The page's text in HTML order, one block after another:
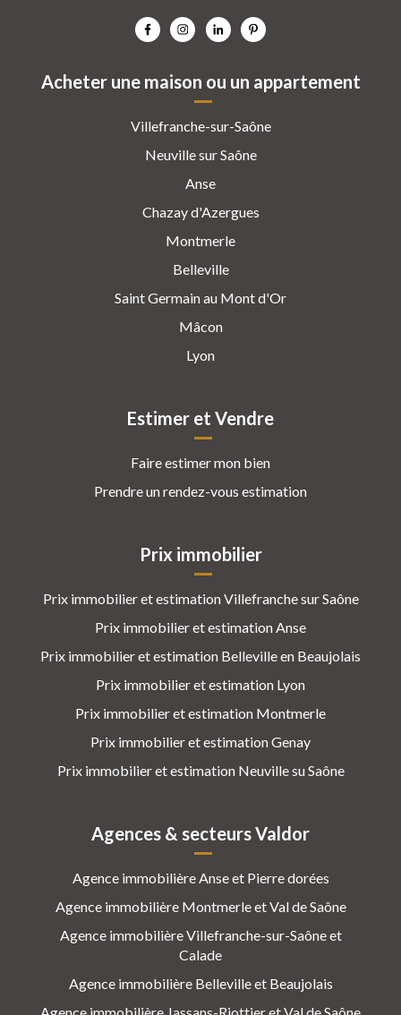
Acheter une maison ou un appartement
Villefranche-sur-Saône
Neuville sur Saône
Anse
Chazay d'Azergues
Montmerle
Belleville
Saint Germain au Mont d'Or
Mâcon
Lyon
Estimer et Vendre
Faire estimer mon bien
Prendre un rendez-vous estimation
Prix immobilier
Prix immobilier et estimation Villefranche sur Saône
Prix immobilier et estimation Anse
Prix immobilier et estimation Belleville en Beaujolais
Prix immobilier et estimation Lyon
Prix immobilier et estimation Montmerle
Prix immobilier et estimation Genay
Prix immobilier et estimation Neuville su Saône
Agences & secteurs Valdor
Agence immobilière Anse et Pierre dorées
Agence immobilière Montmerle et Val de Saône
Agence immobilière Villefranche-sur-Saône et
Calade
Agence immobilière Belleville et Beaujolais
Agence immobilière Jassans-Riottier et Val de Saône